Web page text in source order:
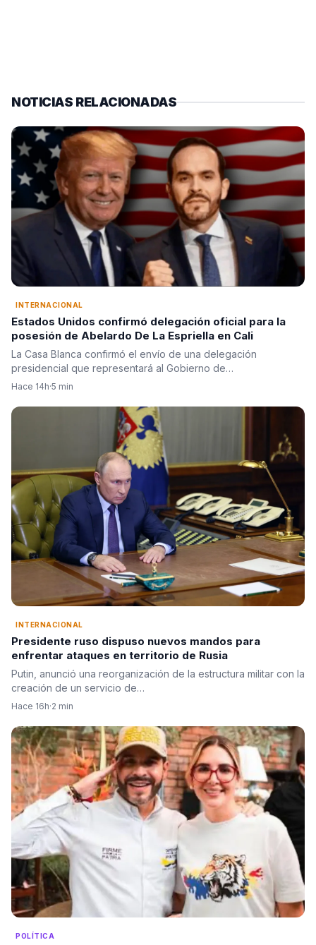
NOTICIAS RELACIONADAS
INTERNACIONAL
Estados Unidos confirmó delegación oficial para la
posesión de Abelardo De La Espriella en Cali
La Casa Blanca confirmó el envío de una delegación
presidencial que representará al Gobierno de…
Hace 14h·5 min
INTERNACIONAL
Presidente ruso dispuso nuevos mandos para
enfrentar ataques en territorio de Rusia
Putin, anunció una reorganización de la estructura militar con la
creación de un servicio de…
Hace 16h·2 min
POLÍTICA